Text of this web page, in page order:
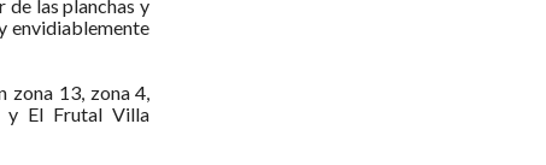
de las planchas y
envidiablemente
zona 13, zona 4,
y El Frutal Villa